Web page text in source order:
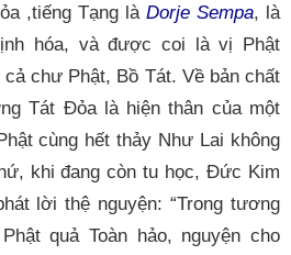
,tiếng Tạng là Dorje Sempa, là
hóa, và được coi là vị Phật
chư Phật, Bồ Tát. Về bản chất
Tát Đỏa là hiện thân của một
cùng hết thảy Như Lai không
khi đang còn tu học, Đức Kim
lời thệ nguyện: “Trong tương
quả Toàn hảo, nguyện cho